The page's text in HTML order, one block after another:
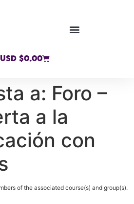
USD $0.00
a: Foro –
a la
con
of the associated course(s) and group(s).